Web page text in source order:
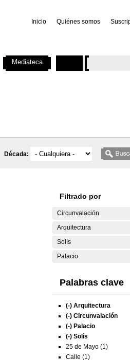
Inicio Quiénes somos
Década:
Filtrado por
Circunvalación
Arquitectura
Solís
Palacio
Palabras clave
(-) Arquitectura
(-) Circunvalación
(-) Palacio
(-) Solís
25 de Mayo (1)
Calle (1)
Mediateca